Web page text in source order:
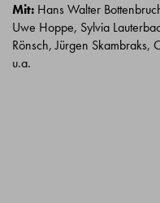
Mit: Hans Walter
Uwe Hoppe, Sylvia
Rönsch, Jürgen
u.a.